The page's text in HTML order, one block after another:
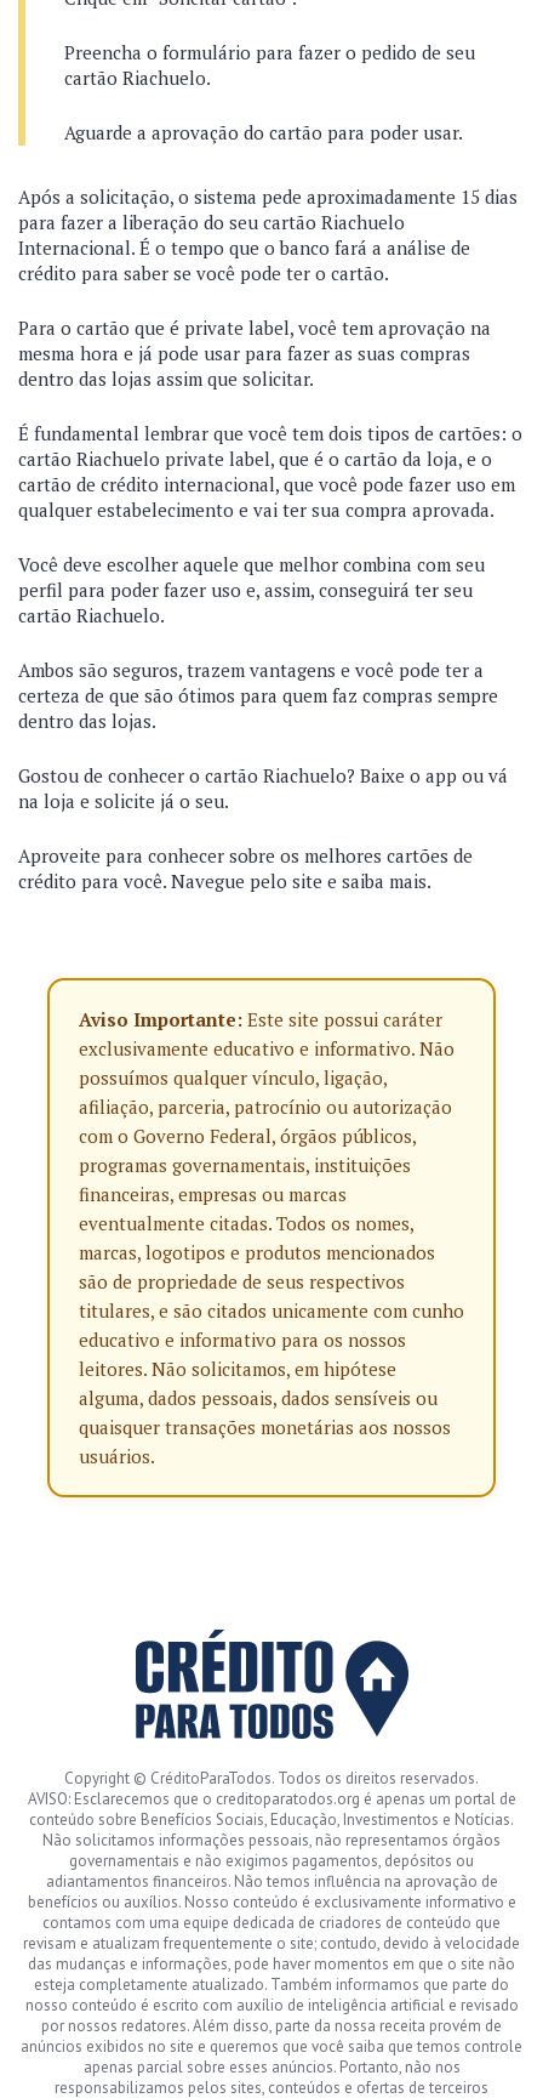
Preencha o formulário para fazer o pedido de seu
cartão Riachuelo.
Aguarde a aprovação do cartão para poder usar.
Após a solicitação, o sistema pede aproximadamente 15 dias
para fazer a liberação do seu cartão Riachuelo
Internacional. É o tempo que o banco fará a análise de
crédito para saber se você pode ter o cartão.
Para o cartão que é private label, você tem aprovação na
mesma hora e já pode usar para fazer as suas compras
dentro das lojas assim que solicitar.
É fundamental lembrar que você tem dois tipos de cartões: o
cartão Riachuelo private label, que é o cartão da loja, e o
cartão de crédito internacional, que você pode fazer uso em
qualquer estabelecimento e vai ter sua compra aprovada.
Você deve escolher aquele que melhor combina com seu
perfil para poder fazer uso e, assim, conseguirá ter seu
cartão Riachuelo.
Ambos são seguros, trazem vantagens e você pode ter a
certeza de que são ótimos para quem faz compras sempre
dentro das lojas.
Gostou de conhecer o cartão Riachuelo? Baixe o app ou vá
na loja e solicite já o seu.
Aproveite para conhecer sobre os melhores cartões de
crédito para você. Navegue pelo site e saiba mais.
Aviso Importante: Este site possui caráter
exclusivamente educativo e informativo. Não
possuímos qualquer vínculo, ligação,
afiliação, parceria, patrocínio ou autorização
com o Governo Federal, órgãos públicos,
programas governamentais, instituições
financeiras, empresas ou marcas
eventualmente citadas. Todos os nomes,
marcas, logotipos e produtos mencionados
são de propriedade de seus respectivos
titulares, e são citados unicamente com cunho
educativo e informativo para os nossos
leitores. Não solicitamos, em hipótese
alguma, dados pessoais, dados sensíveis ou
quaisquer transações monetárias aos nossos
usuários.
Copyright © CréditoParaTodos. Todos os direitos reservados.
AVISO: Esclarecemos que o creditoparatodos.org é apenas um portal de
conteúdo sobre Benefícios Sociais, Educação, Investimentos e Notícias.
Não solicitamos informações pessoais, não representamos órgãos
governamentais e não exigimos pagamentos, depósitos ou
adiantamentos financeiros. Não temos influência na aprovação de
benefícios ou auxílios. Nosso conteúdo é exclusivamente informativo e
contamos com uma equipe dedicada de criadores de conteúdo que
revisam e atualizam frequentemente o site; contudo, devido à velocidade
das mudanças e informações, pode haver momentos em que o site não
esteja completamente atualizado. Também informamos que parte do
nosso conteúdo é escrito com auxílio de inteligência artificial e revisado
por nossos redatores. Além disso, parte da nossa receita provém de
anúncios exibidos no site e queremos que você saiba que temos controle
apenas parcial sobre esses anúncios. Portanto, não nos
responsabilizamos pelos sites, conteúdos e ofertas de terceiros